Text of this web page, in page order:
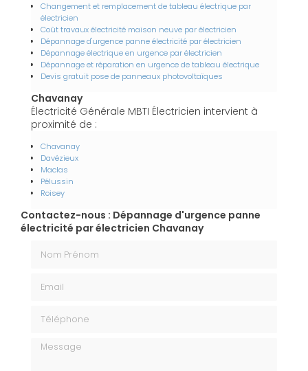
Changement et remplacement de tableau électrique par
électricien
Coût travaux électricité maison neuve par électricien
Dépannage d'urgence panne électricité par électricien
Dépannage électrique en urgence par électricien
Dépannage et réparation en urgence de tableau électrique
Devis gratuit pose de panneaux photovoltaïques
Chavanay
Électricité Générale MBTI Électricien intervient à
proximité de :
Chavanay
Davézieux
Maclas
Pélussin
Roisey
Contactez-nous : Dépannage d'urgence panne
électricité par électricien Chavanay
Message